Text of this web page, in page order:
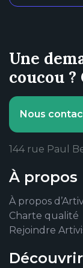
Une
coucou ?
Nous
144 rue Paul
À propos
À propos
Charte qualité
Rejoindre
Découvrir